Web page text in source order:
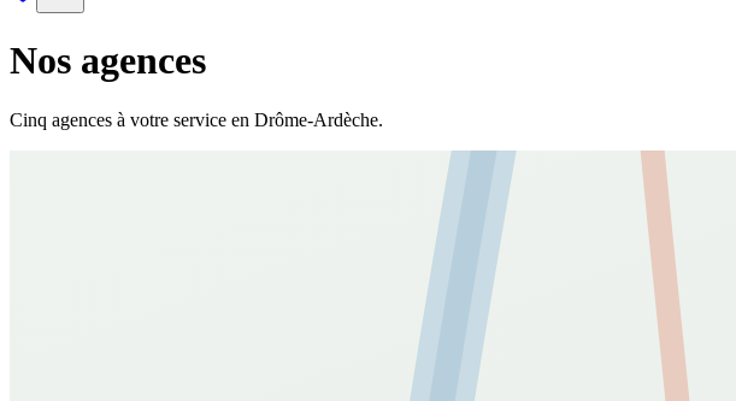
Nos agences
Cinq agences à votre service en Drôme-Ardèche.